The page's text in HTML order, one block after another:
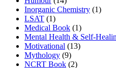
Inorganic Chemistry (1)
LSAT (1)
Medical Book (1)
Mental Health & Self-
Motivational (13)
Mythology (9)
NCRT Book (2)